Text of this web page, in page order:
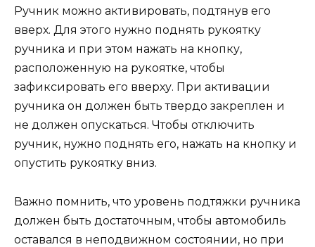
Ручник можно активировать, подтянув его
вверх. Для этого нужно поднять рукоятку
ручника и при этом нажать на кнопку,
расположенную на рукоятке, чтобы
зафиксировать его вверху. При активации
ручника он должен быть твердо закреплен и
не должен опускаться. Чтобы отключить
ручник, нужно поднять его, нажать на кнопку и
опустить рукоятку вниз.
Важно помнить, что уровень подтяжки ручника
должен быть достаточным, чтобы автомобиль
оставался в неподвижном состоянии, но при